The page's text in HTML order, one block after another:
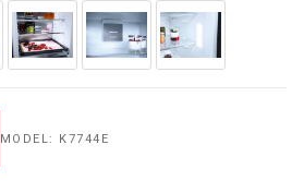
MODEL: K7744E